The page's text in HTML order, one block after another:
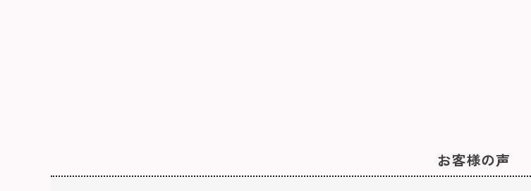
お客様の声